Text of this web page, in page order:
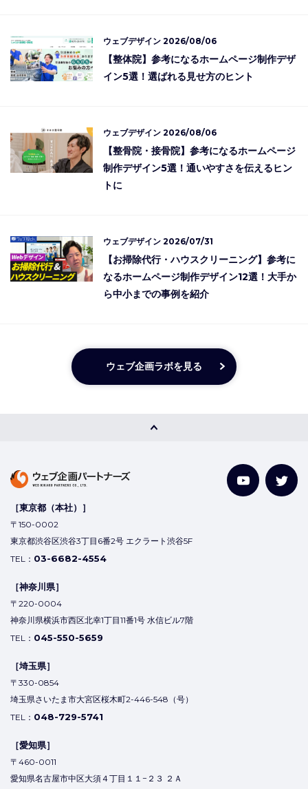
ウェブデザイン 2026/08/06
【整体院】参考になるホームページ制作デザ
イン5選！選ばれる見せ方のヒント
ウェブデザイン 2026/08/06
【整骨院・接骨院】参考になるホームページ
制作デザイン5選！通いやすさを伝えるヒン
トに
ウェブデザイン 2026/07/31
【お掃除代行・ハウスクリーニング】参考に
なるホームページ制作デザイン12選！大手か
ら中小までの事例を紹介
ウェブ企画ラボを見る
［東京都（本社）］
〒150-0002
東京都渋谷区渋谷3丁目6番2号 エクラート渋谷5F
TEL： 03-6682-4554
［神奈川県］
〒220-0004
神奈川県横浜市西区北幸1丁目11番1号 水信ビル7階
TEL： 045-550-5659
［埼玉県］
〒330-0854
埼玉県さいたま市大宮区桜木町2-446-548（号）
TEL： 048-729-5741
［愛知県］
〒460-0011
愛知県名古屋市中区大須４丁目１１−２３ ２Ａ